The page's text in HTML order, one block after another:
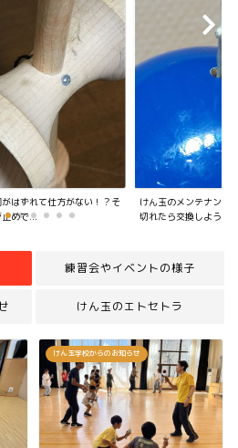
ナンスしていますか？糸が
よう...
ってる！ けん玉に...
練習会やイベントの様子
けん玉のエトセトラ
けん玉学校からのお知らせ